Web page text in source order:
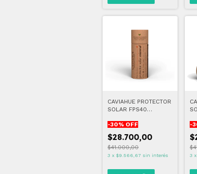
CAVIAHUE PROTECTOR
SOLAR FPS40
-30% OFF
$28.700,00
$41.000,00
3 x $9.566,67 sin interés
-
3 x